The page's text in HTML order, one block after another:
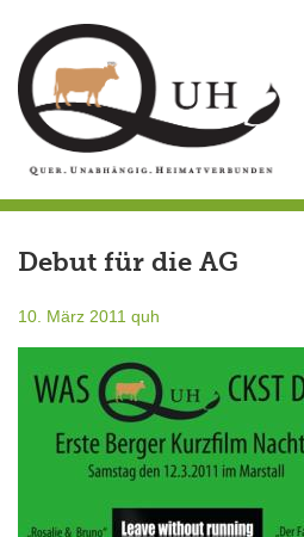
content
Debut für die AG
10. März 2011 quh